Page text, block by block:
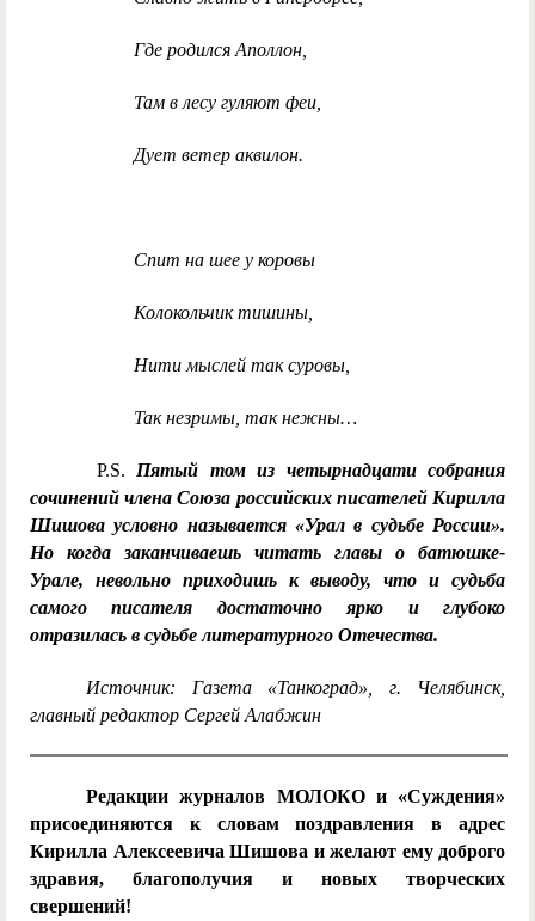
Где родился Аполлон,
Там в лесу гуляют феи,
Дует ветер аквилон.
Спит на шее у коровы
Колокольчик тишины,
Нити мыслей так суровы,
Так незримы, так нежны…
P.S. Пятый том из четырнадцати собрания
сочинений члена Союза российских писателей Кирилла
Шишова условно называется «Урал в судьбе России».
Но когда заканчиваешь читать главы о батюшке-
Урале, невольно приходишь к выводу, что и судьба
самого писателя достаточно ярко и глубоко
отразилась в судьбе литературного Отечества.
Источник: Газета «Танкоград», г. Челябинск,
главный редактор Сергей Алабжин
Редакции журналов МОЛОКО и «Суждения»
присоединяются к словам поздравления в адрес
Кирилла Алексеевича Шишова и желают ему доброго
здравия, благополучия и новых творческих
свершений!